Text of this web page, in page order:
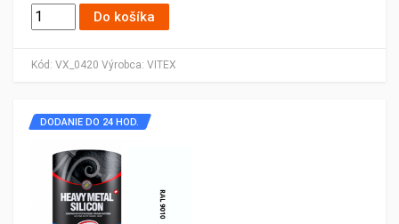
Kód: VX_0420 Výrobca: VITEX
Do košíka
DODANIE DO 24 HOD.